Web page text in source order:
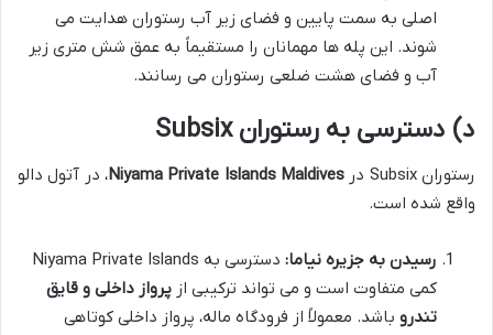
اصلی به سمت پایین و فضای زیر آب رستوران هدایت می
شوند. این پله ها مهمانان را مستقیماً به عمق شش متری زیر
آب و فضای هشت ضلعی رستوران می رسانند.
د) دسترسی به رستوران Subsix
رستوران Subsix در Niyama Private Islands Maldives، در آتول دالو
واقع شده است.
رسیدن به جزیره نیاما:
دسترسی به Niyama Private Islands
کمی متفاوت است و می تواند ترکیبی از پرواز داخلی و قایق
تندرو باشد. معمولاً از فرودگاه ماله، پرواز داخلی کوتاهی